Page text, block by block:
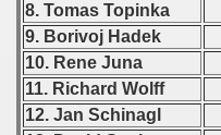
8. Tomas Topinka
9. Borivoj Hadek
10. Rene Juna
11. Richard Wolff
12. Jan Schinagl